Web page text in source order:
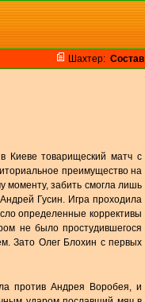
Шахтер: Cостав
Киеве товарищеский матч с
преимущество на
моменту, забить смогла лишь
Гусин. Игра проходила
определенные коррективы
не было простудившегося
Зато Олег Блохин с первых
против Андрея Воробея, и